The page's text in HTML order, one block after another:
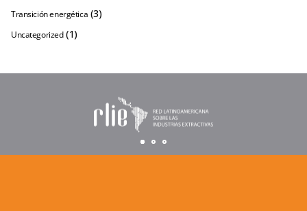
Transición energética (3)
Uncategorized (1)